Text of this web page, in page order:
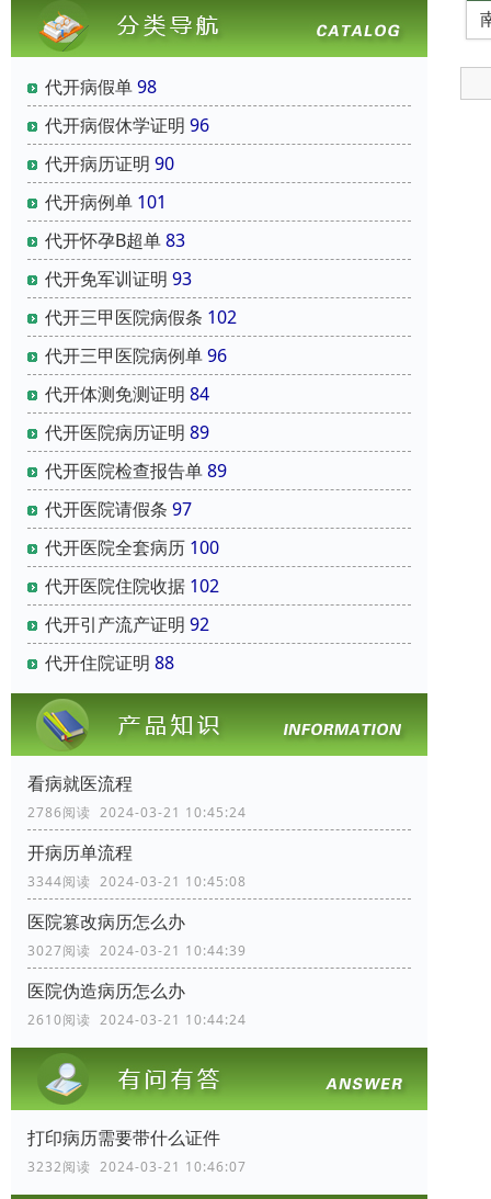
代开病假单98
代开病假休学证明 96
代开病历证明 90
代开病例单 101
代开怀孕B超单83
代开免军训证明 93
代开三甲医院病假条 102
代开三甲医院病例单96
代开体测免测证明 84
代开医院病历证明 89
代开医院检查报告单89
代开医院请假条 97
代开医院全套病历 100
代开医院住院收据 102
代开引产流产证明 92
代开住院证明 88
看病就医流程
2786阅读 2024-03-21 10:45:24
开病历单流程
3344阅读 2024-03-21 10:45:08
医院篡改病历怎么办
3027阅读 2024-03-21 10:44:39
医院伪造病历怎么办
2610阅读 2024-03-21 10:44:24
打印病历需要带什么证件
3232阅读 2024-03-21 10:46:07